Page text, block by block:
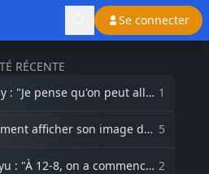
Se connecter
RÉCENTE
: "Je pense qu'on peut aller 1
afficher son image de
5
: "À 12-8, on a commencé 2